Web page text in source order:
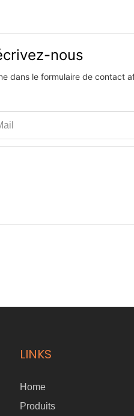
nous
dans le formulaire de contact
LINKS
Home
Produits